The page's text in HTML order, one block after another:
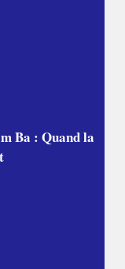
Ba : Quand la